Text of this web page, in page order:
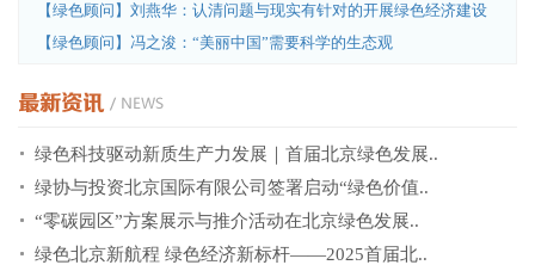
【绿色顾问】刘燕华：认清问题与现实有针对的开展绿色经济建设
【绿色顾问】冯之浚：“美丽中国”需要科学的生态观
绿色科技驱动新质生产力发展｜首届北京绿色发展..
绿协与投资北京国际有限公司签署启动“绿色价值..
“零碳园区”方案展示与推介活动在北京绿色发展..
绿色北京新航程 绿色经济新标杆——2025首届北..